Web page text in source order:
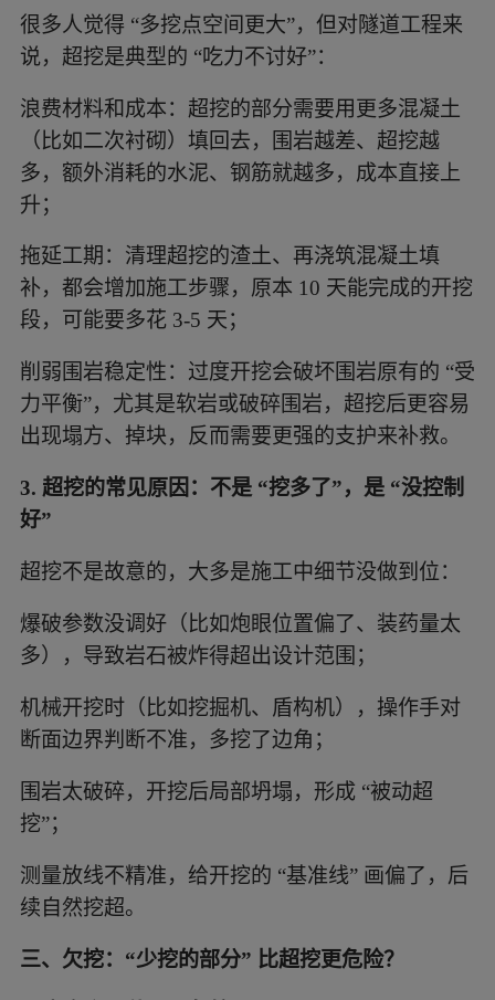
很多人觉得 “多挖点空间更大”，但对隧道工程来
说，超挖是典型的 “吃力不讨好”：
浪费材料和成本：超挖的部分需要用更多混凝土
（比如二次衬砌）填回去，围岩越差、超挖越
多，额外消耗的水泥、钢筋就越多，成本直接上
升；
拖延工期：清理超挖的渣土、再浇筑混凝土填
补，都会增加施工步骤，原本 10 天能完成的开挖
段，可能要多花 3-5 天；
削弱围岩稳定性：过度开挖会破坏围岩原有的 “受
力平衡”，尤其是软岩或破碎围岩，超挖后更容易
出现塌方、掉块，反而需要更强的支护来补救。
3. 超挖的常见原因：不是 “挖多了”，是 “没控制
好”
超挖不是故意的，大多是施工中细节没做到位：
爆破参数没调好（比如炮眼位置偏了、装药量太
多），导致岩石被炸得超出设计范围；
机械开挖时（比如挖掘机、盾构机），操作手对
断面边界判断不准，多挖了边角；
围岩太破碎，开挖后局部坍塌，形成 “被动超
挖”；
测量放线不精准，给开挖的 “基准线” 画偏了，后
续自然挖超。
三、欠挖：“少挖的部分” 比超挖更危险？